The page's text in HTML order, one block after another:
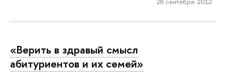
«Верить в здравый смысл
абитуриентов и их семей»